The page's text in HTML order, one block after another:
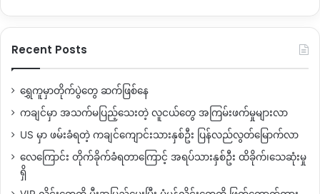
Recent Posts
ရွှေကူမှာတိုက်ပွဲတွေ ဆက်ဖြစ်နေ
ကချင်မှာ အသက်မပြည့်သေးတဲ့ လူငယ်တွေ အကြမ်းဖက်မှုများလာ
US မှာ ဖမ်းခံရတဲ့ ကချင်ကျောင်းသားနှစ်ဦး ပြန်လည်လွတ်မြောက်လာ
လေကြောင်း တိုက်ခိုက်ခံရတာကြောင့် အရပ်သားနှစ်ဦး ထိခိုက်၊သေဆုံးမှု
ရှိ